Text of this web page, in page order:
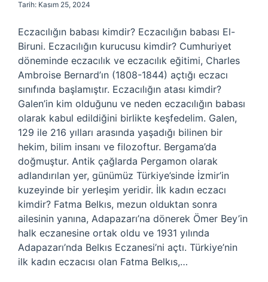
Tarih: Kasım 25, 2024
Eczacılığın babası kimdir? Eczacılığın babası El-
Biruni. Eczacılığın kurucusu kimdir? Cumhuriyet
döneminde eczacılık ve eczacılık eğitimi, Charles
Ambroise Bernard’ın (1808-1844) açtığı eczacı
sınıfında başlamıştır. Eczacılığın atası kimdir?
Galen’in kim olduğunu ve neden eczacılığın babası
olarak kabul edildiğini birlikte keşfedelim. Galen,
129 ile 216 yılları arasında yaşadığı bilinen bir
hekim, bilim insanı ve filozoftur. Bergama’da
doğmuştur. Antik çağlarda Pergamon olarak
adlandırılan yer, günümüz Türkiye’sinde İzmir’in
kuzeyinde bir yerleşim yeridir. İlk kadın eczacı
kimdir? Fatma Belkıs, mezun olduktan sonra
ailesinin yanına, Adapazarı’na dönerek Ömer Bey’in
halk eczanesine ortak oldu ve 1931 yılında
Adapazarı’nda Belkıs Eczanesi’ni açtı. Türkiye’nin
ilk kadın eczacısı olan Fatma Belkıs,…